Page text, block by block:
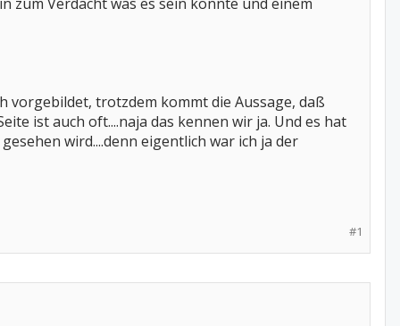
vorgebildet, trotzdem kommt die Aussage, daß
ist auch oft....naja das kennen wir ja. Und es hat
wird....denn eigentlich war ich ja der
#1